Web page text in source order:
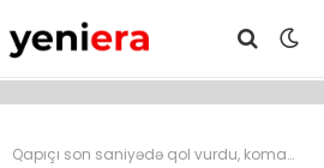
Qapıçı son saniyədə qol vurdu, komandası pley-off-a yüksəldi – Video